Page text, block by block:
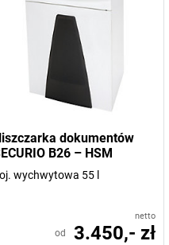
dokumentów
B26 – HSM
wychwytowa 55 l
netto
od 3.450,- zł